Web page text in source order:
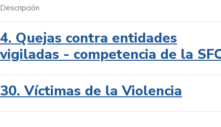
Descripción
4. Quejas contra entidades
vigiladas - competencia de la
30. Víctimas de la Violencia